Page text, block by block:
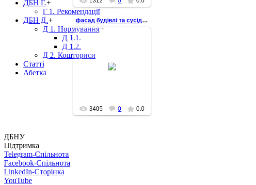
ДБН Г.+
Г 1. Рекомендації
ДБН Д.+
Д 1. Нормування+
Д 1.1.
Д 1.2.
Д 2. Кошториси
Статті
Абетка
фасад будівлі та сусідні будинки
2012-05-11
3405 0 0.0
ДБНУ
Підтримка
Telegram-Спільнота
Facebook-Спільнота
LinkedIn-Сторінка
YouTube